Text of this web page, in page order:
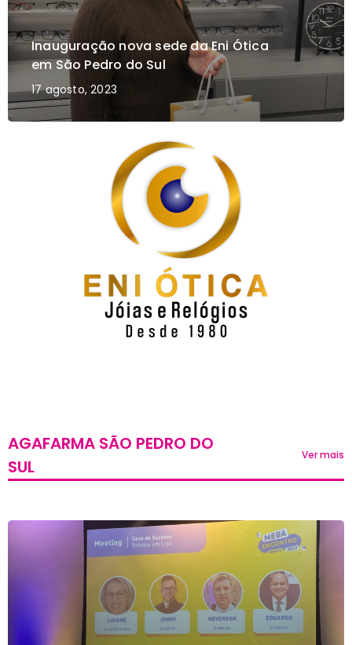
Inauguração nova sede da Eni Ótica
em São Pedro do Sul
17 agosto, 2023
AGAFARMA SÃO PEDRO DO
SUL
Ver mais